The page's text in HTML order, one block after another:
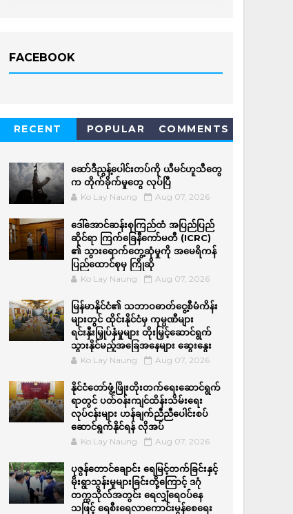
FACEBOOK
RECENT POPULAR COMMENTS
ဆော်ဒီညွန့်ပေါင်းတပ်ကို ယီမင်ဟူသီတွေ
က တိုက်ခိုက်မှုတွေ လုပ်ပြီ
Ko Lay Naung Aug 07, 2026
ဒေါ်အောင်ဆန်းစုကြည်ထံ အပြည်ပြည်
ဆိုင်ရာ ကြက်ခြေနီကော်မတီ (ICRC)
၏ သွားရောက်တွေ့ဆုံမှုကို အမေရိကန်
ပြည်ထောင်စုမှ ကြိုဆို
Ko Lay Naung Aug 07, 2026
မြန်မာနိုင်ငံ၏ သဘာဝဓာတ်ငွေ့စီမံကိန်း
များတွင် ထိုင်းနိုင်ငံမှ ကုမ္ပဏီများ
ရင်းနှီးမြှုပ်နှံမှုများ တိုးမြှင့်ဆောင်ရွက်
သွားနိုင်မည့်အခြေအနေများ ဆွေးနွေး
Ko Lay Naung Aug 07, 2026
နိုင်ငံတော်ဖွံ့ဖြိုးတိုးတက်ရေးဆောင်ရွက်
ရာတွင် ပတ်ဝန်းကျင်ထိန်းသိမ်းရေး
လုပ်ငန်းများ ဟန်ချက်ညီညီပေါင်းစပ်
ဆောင်ရွက်နိုင်ရန် လိုအပ်
Ko Lay Naung Aug 07, 2026
ပုဇွန်တောင်ချောင်း ရေမြင့်တက်ခြင်းနှင့်
မိုးရွာသွန်းမှုများခြင်းတို့ကြောင့် ဒဂုံ
တက္ကသိုလ်အတွင်း ရေလျှံရေဝပ်နေ
သဖြင့် ရေစီးရေလာကောင်းမွန်စေရေး